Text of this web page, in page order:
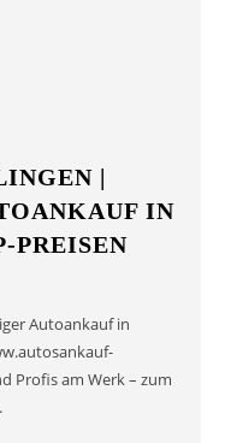
|
IN
PREISEN
Autoankauf in
Profis am Werk – zum